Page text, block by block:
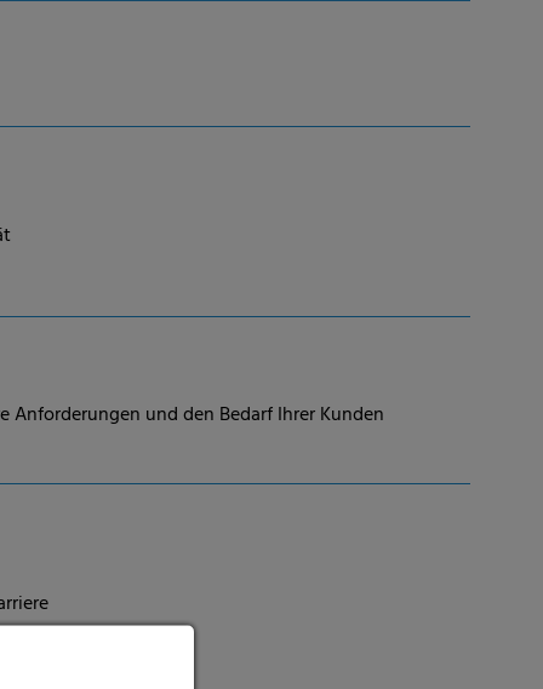
und den Bedarf Ihrer Kunden